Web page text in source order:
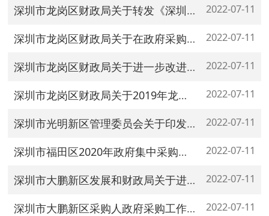
深圳市龙岗区财政局关于转发《深圳市财政局关于落实有关政府采购优惠政策的意见》的通知 2022-07-11
深圳市龙岗区财政局关于在政府采购活动中查询及使用信用记录有关事项的通知 2022-07-11
深圳市龙岗区财政局关于进一步改进政府采购进口产品管理有关事项的通知 2022-07-11
深圳市龙岗区财政局关于2019年龙岗区政府集中采购目录等事项的通知 2022-07-11
深圳市光明新区管理委员会关于印发光明新区社区集体经济资金资产资源交易管理暂行办法的通知（深光规[2018]15号） 2022-07-11
深圳市福田区2020年政府集中采购目录及限额标准 2022-07-11
深圳市大鹏新区发展和财政局关于进一步规范政府采购合同备案工作的通知 2022-07-11
深圳市大鹏新区采购人政府采购工作责任制管理办法 2022-07-11